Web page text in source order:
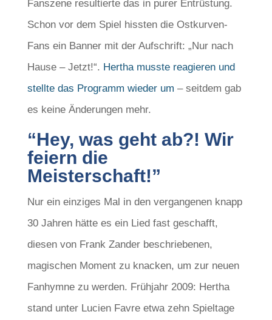
Fanszene resultierte das in purer Entrüstung.
Schon vor dem Spiel hissten die Ostkurven-
Fans ein Banner mit der Aufschrift: „Nur nach
Hause – Jetzt!“. Hertha musste reagieren und
stellte das Programm wieder um – seitdem gab
es keine Änderungen mehr.
“Hey, was geht ab?! Wir
feiern die
Meisterschaft!”
Nur ein einziges Mal in den vergangenen knapp
30 Jahren hätte es ein Lied fast geschafft,
diesen von Frank Zander beschriebenen,
magischen Moment zu knacken, um zur neuen
Fanhymne zu werden. Frühjahr 2009: Hertha
stand unter Lucien Favre etwa zehn Spieltage